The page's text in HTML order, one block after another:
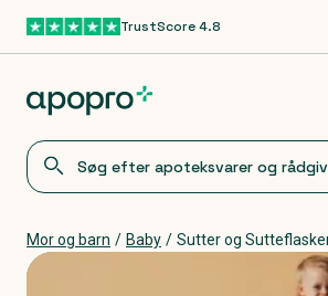
Gå til hovedindholdTrustScore 4.8
Mor og barn / Baby / Sutter og